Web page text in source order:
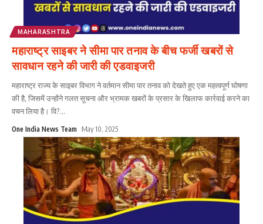
MAHARASHTRA
महाराष्ट्र साइबर ने सीमा पार तनाव के बीच फर्जी खबरों से
सावधान रहने की जारी की एडवाइजरी
महाराष्ट्र राज्य के साइबर विभाग ने वर्तमान सीमा पार तनाव को देखते हुए एक महत्वपूर्ण घोषणा
की है, जिसमें उन्होंने गलत सूचना और भ्रामक खबरों के प्रसार के खिलाफ कार्रवाई करने का
वचन लिया है। वि?...
One India News Team May 10, 2025